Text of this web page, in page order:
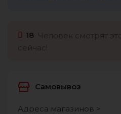
18
Самовывоз
Адреса магазинов >